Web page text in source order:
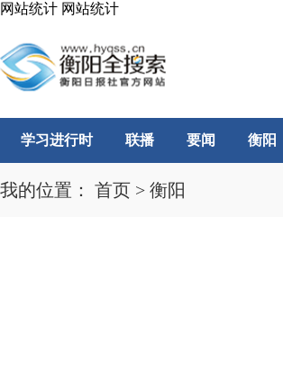
网站统计 网站统计
学习进行时 联播 要闻 衡阳
我的位置： 首页 > 衡阳